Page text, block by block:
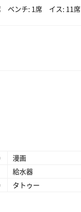
ベンチ: 1席 イス: 11席
漫画
給水器
タトゥー